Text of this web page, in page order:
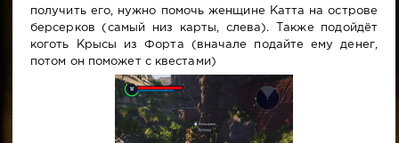
получить его, нужно помочь женщине Катта на острове
берсерков (самый низ карты, слева). Также подойдёт
коготь Крысы из Форта (вначале подайте ему денег,
потом он поможет с квестами)